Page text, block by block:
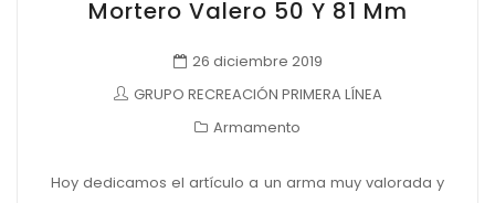
Mortero Valero 50 Y 81 Mm
26 diciembre 2019
GRUPO RECREACIÓN PRIMERA LÍNEA
Armamento
Hoy dedicamos el artículo a un arma muy valorada y